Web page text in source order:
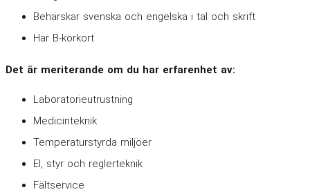
Behärskar svenska och engelska i tal och skrift
Har B-körkort
Det är meriterande om du har erfarenhet av:
Laboratorieutrustning
Medicinteknik
Temperaturstyrda miljöer
El, styr och reglerteknik
Fältservice